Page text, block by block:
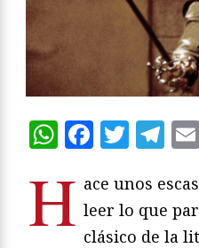
WhatsApp
H ace unos
leer lo que
clásico de la